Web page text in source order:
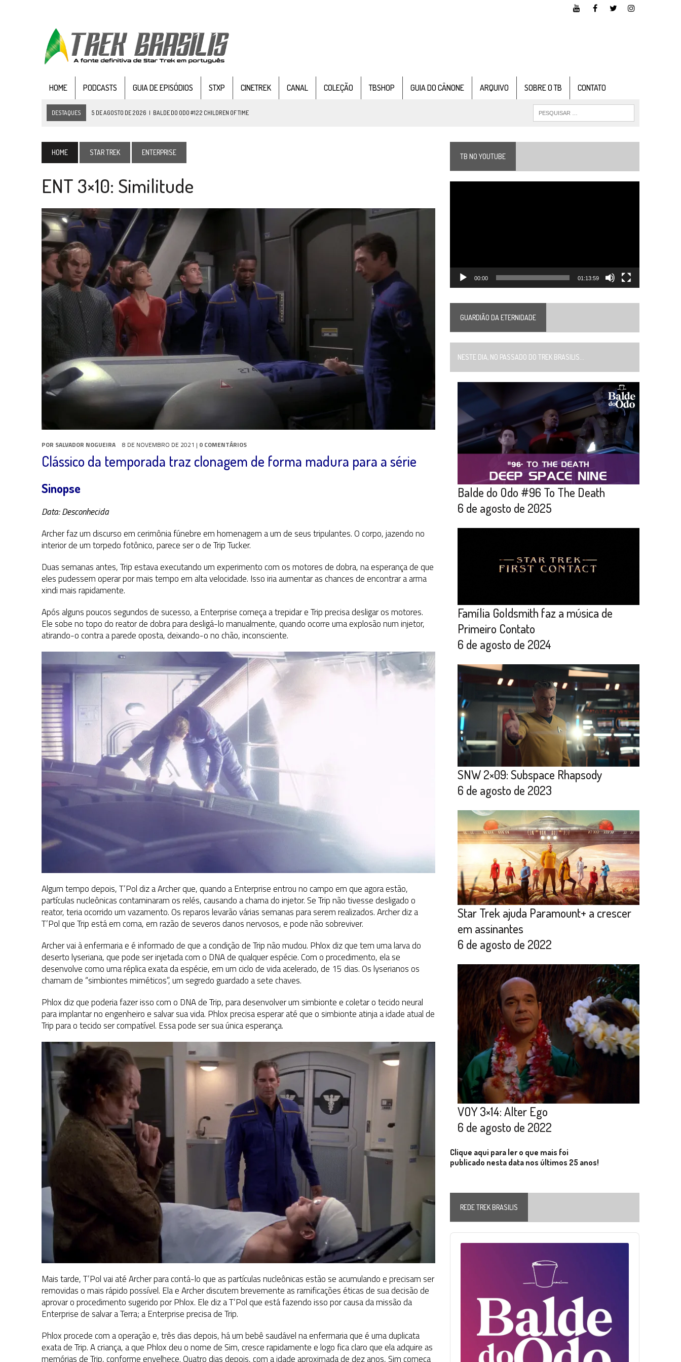
HOME PODCASTS GUIA DE EPISÓDIOS STXP CINETREK CANAL COLEÇÃO TBSHOP GUIA DO CÂNONE ARQUIVO SOBRE O TB CONTATO
DESTAQUES 5 DE AGOSTO DE 2026 | BALDE DO ODO #122 CHILDREN OF TIME
3 DE AGOSTO DE 2026 | PARAMOUNT E CBS DERRUBAM NOVO VÍDEO DO FILME DE FÃS AXANAR HORAS APÓS ESTREIA
2 DE AGOSTO DE 2026 TB AO VIVO | STAR TREK: STRANGE NEW WORLDS – “THE GRIFFIN INCIDENT” (4×02)
31 DE JULHO DE 2026 GRANDES JORNADAS | QUATRO EPISÓDIOS DE SOBRE DIFERENTES PONTOS DE VISTA
31 DE JULHO DE 2026 | BOX DELUXE DO ANO 5 DA COLEÇÃO TREK BRASILIS JÁ DISPONÍVEL EM PRÉ-VENDA!
31 DE JULHO DE 2026 SNW 4×02: THE GRIFFIN INCIDENT
6 DE AGOSTO DE 2026 | AVALIE E COMENTE SNW 4×03: HUMAN BEST FRIEND
HOME STAR TREK ENTERPRISE
ENT 3×10: Similitude
POR SALVADOR NOGUEIRA 8 DE NOVEMBRO DE 2021 | 0 COMENTÁRIOS
Clássico da temporada traz clonagem de forma madura para a série
Sinopse
Data: Desconhecida
Archer faz um discurso em cerimônia fúnebre em homenagem a um de seus tripulantes. O corpo, jazendo no
interior de um torpedo fotônico, parece ser o de Trip Tucker.
Duas semanas antes, Trip estava executando um experimento com os motores de dobra, na esperança de que
eles pudessem operar por mais tempo em alta velocidade. Isso iria aumentar as chances de encontrar a arma
xindi mais rapidamente.
Após alguns poucos segundos de sucesso, a Enterprise começa a trepidar e Trip precisa desligar os motores.
Ele sobe no topo do reator de dobra para desligá-lo manualmente, quando ocorre uma explosão num injetor,
atirando-o contra a parede oposta, deixando-o no chão, inconsciente.
Algum tempo depois, T’Pol diz a Archer que, quando a Enterprise entrou no campo em que agora estão,
partículas nucleônicas contaminaram os relés, causando a chama do injetor. Se Trip não tivesse desligado o
reator, teria ocorrido um vazamento. Os reparos levarão várias semanas para serem realizados. Archer diz a
T’Pol que Trip está em coma, em razão de severos danos nervosos, e pode não sobreviver.
Archer vai à enfermaria e é informado de que a condição de Trip não mudou. Phlox diz que tem uma larva do
deserto lyseriana, que pode ser injetada com o DNA de qualquer espécie. Com o procedimento, ela se
desenvolve como uma réplica exata da espécie, em um ciclo de vida acelerado, de 15 dias. Os lyserianos os
chamam de “simbiontes miméticos”, um segredo guardado a sete chaves.
Phlox diz que poderia fazer isso com o DNA de Trip, para desenvolver um simbionte e coletar o tecido neural
para implantar no engenheiro e salvar sua vida. Phlox precisa esperar até que o simbionte atinja a idade atual de
Trip para o tecido ser compatível. Essa pode ser sua única esperança.
Mais tarde, T’Pol vai até Archer para contá-lo que as partículas nucleônicas estão se acumulando e precisam ser
removidas o mais rápido possível. Ela e Archer discutem brevemente as ramificações éticas de sua decisão de
aprovar o procedimento sugerido por Phlox. Ele diz a T’Pol que está fazendo isso por causa da missão da
Enterprise de salvar a Terra; a Enterprise precisa de Trip.
Phlox procede com a operação e, três dias depois, há um bebê saudável na enfermaria que é uma duplicata
exata de Trip. A criança, a que Phlox deu o nome de Sim, cresce rapidamente e logo fica claro que ela adquire as
memórias de Trip, conforme envelhece. Quatro dias depois, com a idade aproximada de dez anos, Sim começa
TB NO YOUTUBE
00:00 01:13:59
GUARDIÃO DA ETERNIDADE
NESTE DIA, NO PASSADO DO TREK BRASILIS...
Balde do Odo #96 To The Death
6 de agosto de 2025
Família Goldsmith faz a música de
Primeiro Contato
6 de agosto de 2024
SNW 2×09: Subspace Rhapsody
6 de agosto de 2023
Star Trek ajuda Paramount+ a crescer
em assinantes
6 de agosto de 2022
VOY 3×14: Alter Ego
6 de agosto de 2022
Clique aqui para ler o que mais foi
publicado nesta data nos últimos 25 anos!
REDE TREK BRASILIS
Audio
Player